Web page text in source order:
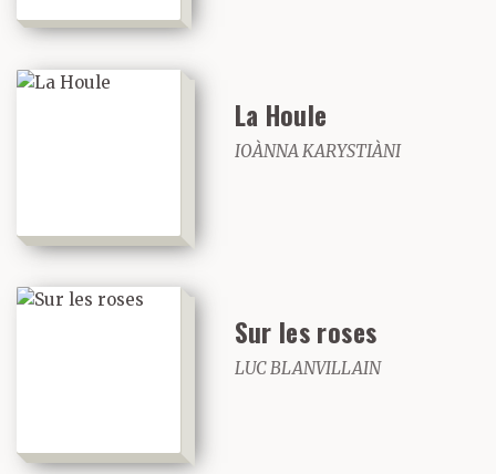
La Houle
IOÀNNA KARYSTIÀNI
Sur les roses
LUC BLANVILLAIN